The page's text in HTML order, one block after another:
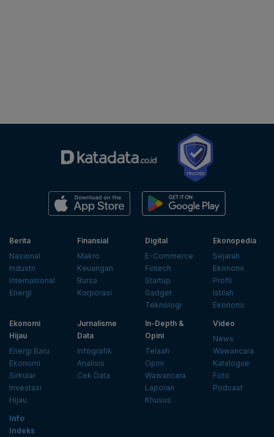
Berita
Nasional
Industri
Internasional
Energi
Finansial
Makro
Keuangan
Bursa
Korporasi
Digital
E-Commerce
Fintech
Startup
Gadget
Teknologi
Ekonopedia
Sejarah
Ekonomi
Profil
Istilah
Ekonomi
Ekonomi
Hijau
Energi Baru
Ekonomi
Sirkular
Investasi
Hijau
Jurnalisme
Data
Infografik
Analisis
Cek Data
In-Depth &
Opini
Telaah
Opini
Wawancara
Laporan
Khusus
Video
News
Wawancara
Katalogue
Foto
Podcast
Info
Indeks